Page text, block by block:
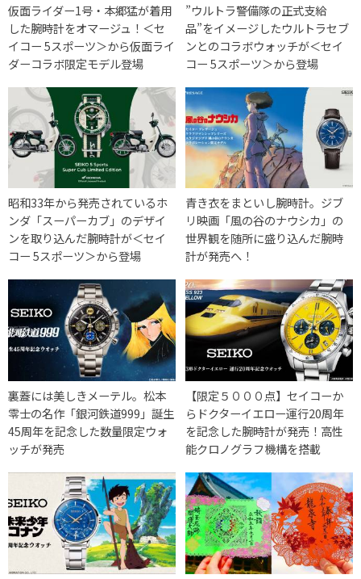
仮面ライダー1号・本郷猛が着用
した腕時計をオマージュ！＜セ
イコー 5スポーツ＞から仮面ライ
ダーコラボ限定モデル登場
”ウルトラ警備隊の正式支給
品”をイメージしたウルトラセブ
ンとのコラボウォッチが＜セイ
コー 5スポーツ＞から登場
昭和33年から発売されているホ
ンダ「スーパーカブ」のデザイ
ンを取り込んだ腕時計が＜セイ
コー 5スポーツ＞から登場
青き衣をまといし腕時計。ジブ
リ映画「風の谷のナウシカ」の
世界観を随所に盛り込んだ腕時
計が発売へ！
裏蓋には美しきメーテル。松本
零士の名作「銀河鉄道999」誕生
45周年を記念した数量限定ウォ
ッチが発売
【限定５０００点】セイコーか
らドクターイエロー運行20周年
を記念した腕時計が発売！高性
能クロノグラフ機構を搭載